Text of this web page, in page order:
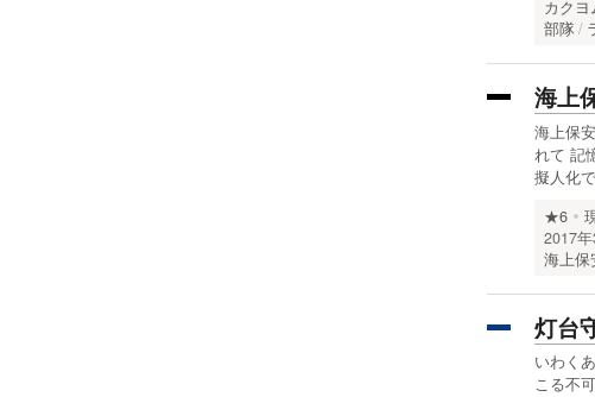
カク
部隊
海上
海上保
れて 記
擬人化
★6
2017
海上保
灯台
いわく
こる不